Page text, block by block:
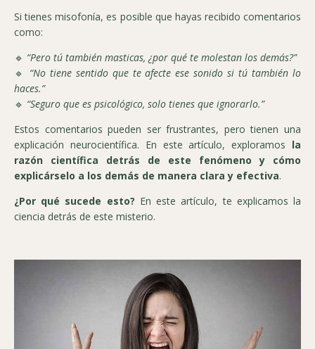
Si tienes misofonía, es posible que hayas recibido comentarios
como:
🔹 “Pero tú también masticas, ¿por qué te molestan los demás?”
🔹 “No tiene sentido que te afecte ese sonido si tú también lo
haces.”
🔹 “Seguro que es psicológico, solo tienes que ignorarlo.”
Estos comentarios pueden ser frustrantes, pero tienen una
explicación neurocientífica. En este artículo, exploramos la
razón científica detrás de este fenómeno y cómo
explicárselo a los demás de manera clara y efectiva.
¿Por qué sucede esto? En este artículo, te explicamos la
ciencia detrás de este misterio.